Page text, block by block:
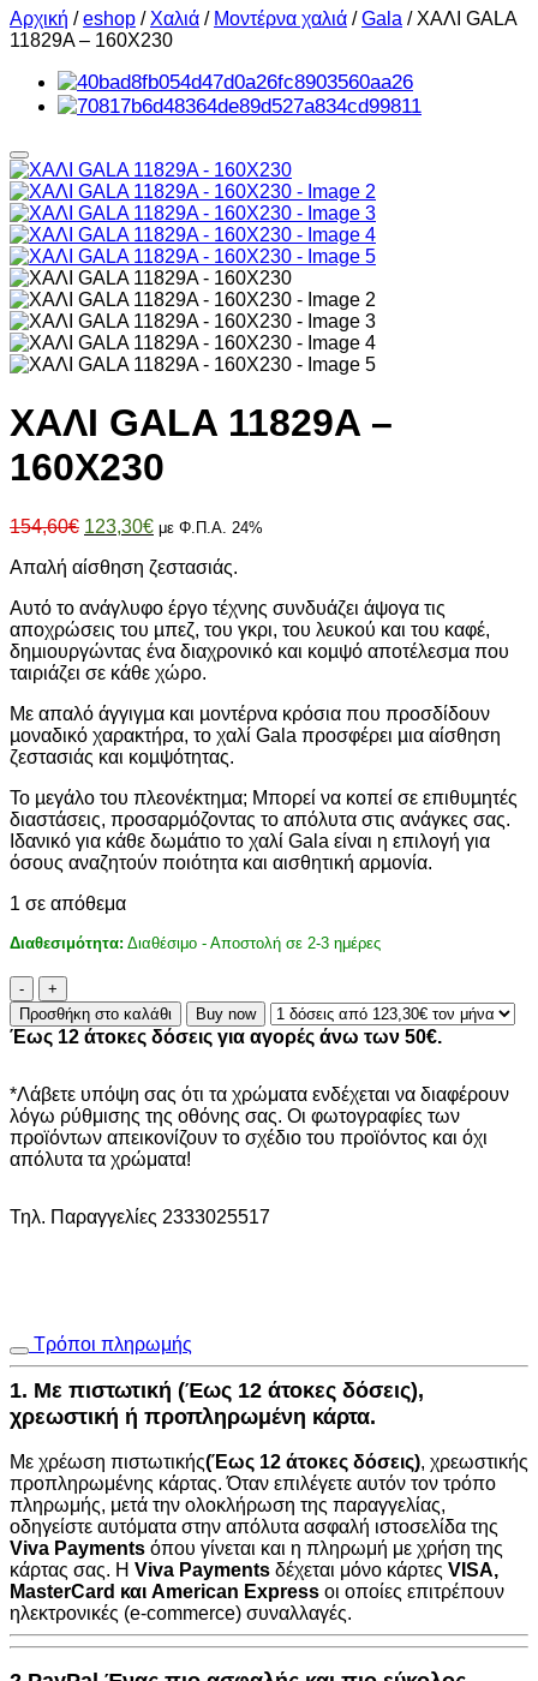
Αρχική /eshop / Χαλιά / Μοντέρνα χαλιά /Gala / ΧΑΛΙ GALA
11829A – 160X230
ΧΑΛΙ GALA 11829A –
160X230
154,60€ Original
was:
123,30€Η
τιμή
123,30€.
με Φ.Π.Α. 24%
Απαλή αίσθηση ζεστασιάς.
Αυτό το ανάγλυφο έργο τέχνης συνδυάζει άψογα τις
αποχρώσεις του µπεζ, του γκρι, του λευκού και του καφέ,
δηµιουργώντας ένα διαχρονικό και κοµψό αποτέλεσµα που
ταιριάζει σε κάθε χώρο.
Με απαλό άγγιγµα και µοντέρνα κρόσια που προσδίδουν
µοναδικό χαρακτήρα, το χαλί Gala προσφέρει µια αίσθηση
ζεστασιάς και κοµψότητας.
Το µεγάλο του πλεονέκτηµα; Μπορεί να κοπεί σε επιθυµητές
διαστάσεις, προσαρµόζοντας το απόλυτα στις ανάγκες σας.
Ιδανικό για κάθε δωµάτιο το χαλί Gala είναι η επιλογή για
όσους αναζητούν ποιότητα και αισθητική αρµονία.
1 σε απόθεμα
Διαθεσιμότητα: Διαθέσιμο - Αποστολή σε 2-3 ημέρες
ΧΑΛΙ
GALA
11829A
-
ποσότητα
Προσθήκη στο καλάθι Buy now
Έως 12 άτοκες δόσεις για αγορές άνω των 50€.
*Λάβετε υπόψη σας ότι τα χρώματα ενδέχεται να διαφέρουν
λόγω ρύθμισης της οθόνης σας. Οι φωτογραφίες των
προϊόντων απεικονίζουν το σχέδιο του προϊόντος και όχι
απόλυτα τα χρώματα!
Τηλ. Παραγγελίες 2333025517
Τρόποι πληρωμής
1. Με πιστωτική (Έως 12 άτοκες δόσεις),
χρεωστική ή προπληρωμένη κάρτα.
Με χρέωση πιστωτικής(Έως 12 άτοκες δόσεις), χρεωστικής
προπληρωμένης κάρτας. Όταν επιλέγετε αυτόν τον τρόπο
πληρωμής, μετά την ολοκλήρωση της παραγγελίας,
οδηγείστε αυτόματα στην απόλυτα ασφαλή ιστοσελίδα της
Viva Payments όπου γίνεται και η πληρωμή με χρήση της
κάρτας σας. Η Viva Payments δέχεται μόνο κάρτες VISA,
MasterCard και American Express οι οποίες επιτρέπουν
ηλεκτρονικές (e-commerce) συναλλαγές.